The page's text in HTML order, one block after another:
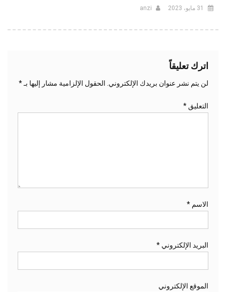
31 مايو، 2023 anzi
اترك تعليقاً
لن يتم نشر عنوان بريدك الإلكتروني. الحقول الإلزامية مشار إليها بـ*
التعليق *
الاسم *
البريد الإلكتروني *
الموقع الإلكتروني